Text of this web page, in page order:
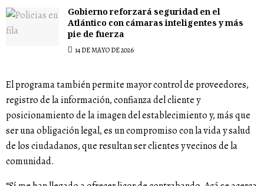
Gobierno reforzará seguridad en el
Atlántico con cámaras inteligentes y más
pie de fuerza
14 DE MAYO DE 2026
El programa también permite mayor control de proveedores,
registro de la información, confianza del cliente y
posicionamiento de la imagen del establecimiento y, más que
ser una obligación legal, es un compromiso con la vida y salud
de los ciudadanos, que resultan ser clientes y vecinos de la
comunidad.